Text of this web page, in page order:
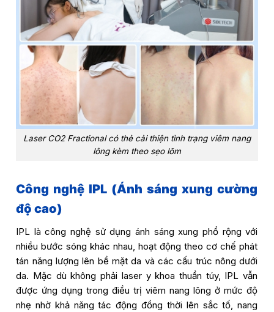
Laser CO2 Fractional có thẻ cải thiện tình trạng viêm nang
lông kèm theo sẹo lõm
Công nghệ IPL (Ánh sáng xung cường
độ cao)
IPL là công nghệ sử dụng ánh sáng xung phổ rộng với
nhiều bước sóng khác nhau, hoạt động theo cơ chế phát
tán năng lượng lên bề mặt da và các cấu trúc nông dưới
da. Mặc dù không phải laser y khoa thuần túy, IPL vẫn
được ứng dụng trong điều trị viêm nang lông ở mức độ
nhẹ nhờ khả năng tác động đồng thời lên sắc tố, nang